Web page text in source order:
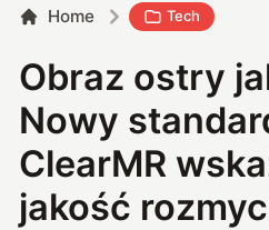
Home Tech
Obraz ostry
Nowy
ClearMR
jakość